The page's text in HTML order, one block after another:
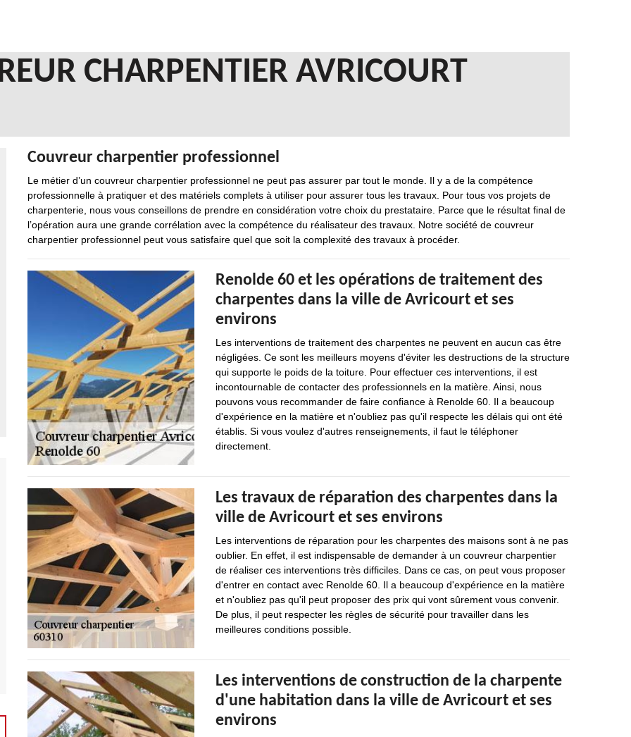
CHARPENTIER AVRICOURT
Couvreur charpentier professionnel
Le métier d’un couvreur charpentier professionnel ne peut pas assurer par tout le monde. Il y a de la compétence
professionnelle à pratiquer et des matériels complets à utiliser pour assurer tous les travaux. Pour tous vos projets de
charpenterie, nous vous conseillons de prendre en considération votre choix du prestataire. Parce que le résultat final de
l’opération aura une grande corrélation avec la compétence du réalisateur des travaux. Notre société de couvreur
charpentier professionnel peut vous satisfaire quel que soit la complexité des travaux à procéder.
Renolde 60 et les opérations de traitement des
charpentes dans la ville de Avricourt et ses
environs
Les interventions de traitement des charpentes ne peuvent en aucun cas être
négligées. Ce sont les meilleurs moyens d'éviter les destructions de la structure
qui supporte le poids de la toiture. Pour effectuer ces interventions, il est
incontournable de contacter des professionnels en la matière. Ainsi, nous
pouvons vous recommander de faire confiance à Renolde 60. Il a beaucoup
d'expérience en la matière et n'oubliez pas qu'il respecte les délais qui ont été
établis. Si vous voulez d'autres renseignements, il faut le téléphoner
directement.
Les travaux de réparation des charpentes dans la
ville de Avricourt et ses environs
Les interventions de réparation pour les charpentes des maisons sont à ne pas
oublier. En effet, il est indispensable de demander à un couvreur charpentier
de réaliser ces interventions très difficiles. Dans ce cas, on peut vous proposer
d'entrer en contact avec Renolde 60. Il a beaucoup d'expérience en la matière
et n'oubliez pas qu'il peut proposer des prix qui vont sûrement vous convenir.
De plus, il peut respecter les règles de sécurité pour travailler dans les
meilleures conditions possible.
Les interventions de construction de la charpente
d'une habitation dans la ville de Avricourt et ses
environs